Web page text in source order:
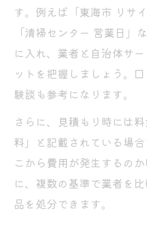
す。例えば「東海市 リサ
「清掃センター 営業日」
に入れ、業者と自治体サ
ットを把握しましょう。
験談も参考になります。
さらに、見積もり時には
料」と記載されている場
こから費用が発生するの
に、複数の基準で業者を
品を処分できます。